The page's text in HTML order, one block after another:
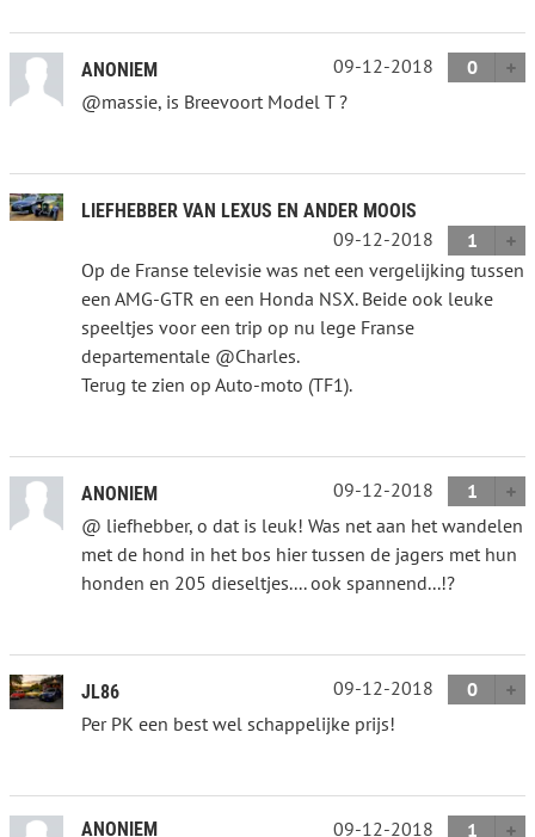
ANONIEM 09-12-2018
0
@massie, is Breevoort Model T ?
LIEFHEBBER VAN LEXUS EN ANDER MOOIS
09-12-2018
1
Op de Franse televisie was net een vergelijking tussen
een AMG-GTR en een Honda NSX. Beide ook leuke
speeltjes voor een trip op nu lege Franse
departementale @Charles.
Terug te zien op Auto-moto (TF1).
ANONIEM 09-12-2018
1
@ liefhebber, o dat is leuk! Was net aan het wandelen
met de hond in het bos hier tussen de jagers met hun
honden en 205 dieseltjes.... ook spannend...!?
JL86 09-12-2018
0
Per PK een best wel schappelijke prijs!
ANONIEM 09-12-2018
1